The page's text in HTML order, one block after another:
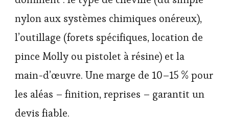
nylon aux systèmes chimiques onéreux),
l’outillage (forets spécifiques, location de
pince Molly ou pistolet à résine) et la
main-d’œuvre. Une marge de 10–15 % pour
les aléas – finition, reprises – garantit un
devis fiable.